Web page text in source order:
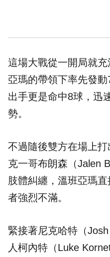
這場大戰從一開局就
亞瑪的帶領下率先發
出手更是命中8球，迅
勢。
不過隨後雙方在場上
克一哥布朗森（Jalen
肢體糾纏，溫班亞瑪
者強烈不滿。
緊接著尼克哈特（
人柯內特（Luke